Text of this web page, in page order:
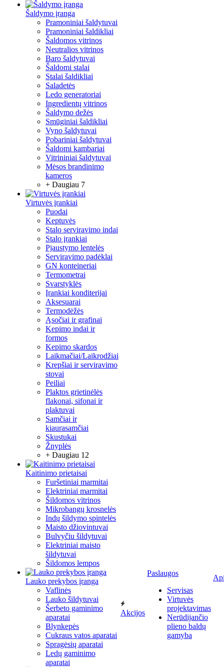
Šaldymo įranga
Pramoniniai šaldytuvai
Pramoniniai šaldikliai
Šaldomos vitrinos
Neutralios vitrinos
Baro šaldytuvai
Šaldomi stalai
Stalai šaldikliai
Saladetės
Ledo generatoriai
Ingredientų vitrinos
Šaldymo dežės
Smūginiai šaldikliai
Vyno šaldytuvai
Pobariniai šaldytuvai
Šaldomi kambariai
Vitrininiai šaldytuvai
Mėsos brandinimo
kameros
+ Daugiau 7
Virtuvės įrankiai
Puodai
Keptuvės
Stalo serviravimo indai
Stalo įrankiai
Pjaustymo lentelės
Serviravimo padėklai
GN konteineriai
Termometrai
Svarstyklės
Įrankiai konditerijai
Aksesuarai
Termodėžės
Ąsočiai ir grafinai
Kepimo indai ir
formos
Kepimo skardos
Laikmačiai/Laikrodžiai
Krepšiai ir serviravimo
stovai
Peiliai
Plaktos grietinėlės
flakonai, sifonai ir
plaktuvai
Samčiai ir
kiaurasamčiai
Skustukai
Žnyplės
+ Daugiau 12
Kaitinimo prietaisai
Furšetiniai marmitai
Elektriniai marmitai
Šildomos vitrinos
Mikrobangų krosnelės
Indų šildymo spintelės
Maisto džiovintuvai
Bulvyčiu šildytuvai
Elektriniai maisto
šildytuvai
Šildomos lempos
Lauko prekybos įranga
Vaflinės
Lauko šildytuvai
Šerbeto gaminimo
aparatai
Blynkepės
Cukraus vatos aparatai
Spragėsių aparatai
Ledų gaminimo
aparatai
Akcijos
Paslaugos
Servisas
Virtuvės
projektavimas
Nerūdijančio
plieno baldų
gamyba